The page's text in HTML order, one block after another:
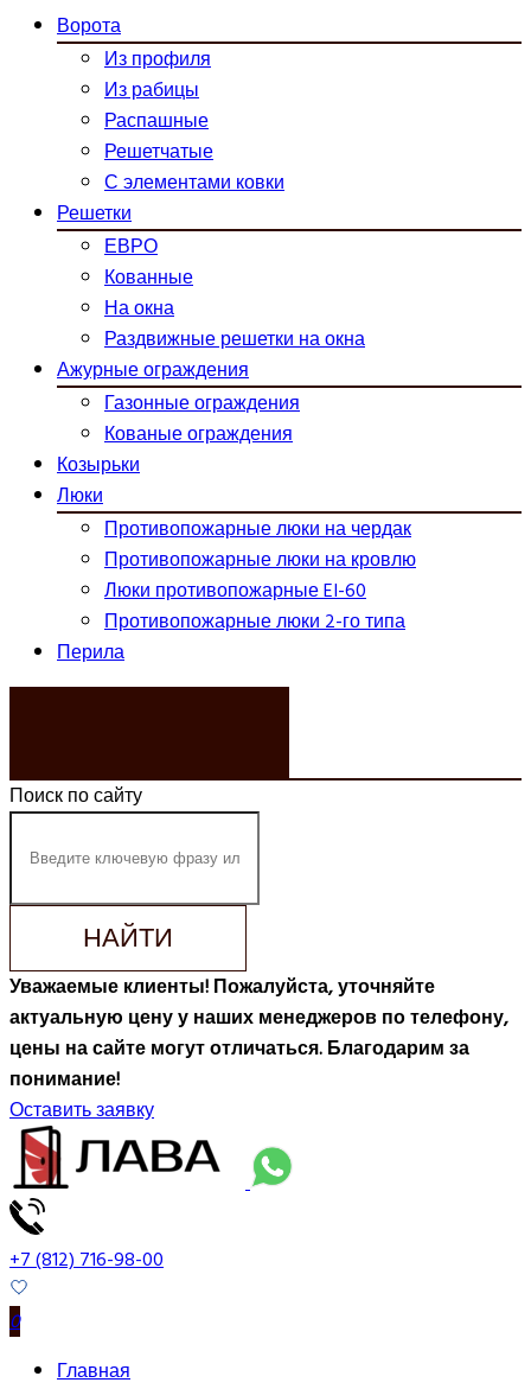
Ворота
Из профиля
Из рабицы
Распашные
Решетчатые
С элементами ковки
Решетки
ЕВРО
Кованные
На окна
Раздвижные решетки на окна
Ажурные ограждения
Газонные ограждения
Кованые ограждения
Козырьки
Люки
Противопожарные люки на чердак
Противопожарные люки на кровлю
Люки противопожарные EI-60
Противопожарные люки 2-го типа
Перила
Поиск по сайту
НАЙТИ
Уважаемые клиенты! Пожалуйста, уточняйте
актуальную цену у наших менеджеров по телефону,
цены на сайте могут отличаться. Благодарим за
понимание!
Оставить заявку
+7 (812) 716-98-00
0
Главная